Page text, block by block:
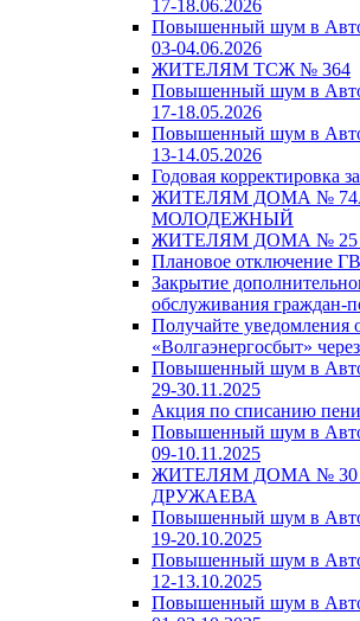
17-18.06.2026
Повышенный шум в
03-04.06.2026
ЖИТЕЛЯМ ТСЖ № 364
Повышенный шум в
17-18.05.2026
Повышенный шум в
13-14.05.2026
Годовая корректировка
ЖИТЕЛЯМ ДОМА №
МОЛОДЕЖНЫЙ
ЖИТЕЛЯМ ДОМА № 25
Плановое отключение
Закрытие
обслуживания граждан-
Получайте уведомления
«Волгаэнергосбыт»
Повышенный шум в
29-30.11.2025
Акция по списанию пени
Повышенный шум в
09-10.11.2025
ЖИТЕЛЯМ ДОМА № 30
ДРУЖАЕВА
Повышенный шум в
19-20.10.2025
Повышенный шум в
12-13.10.2025
Повышенный шум в